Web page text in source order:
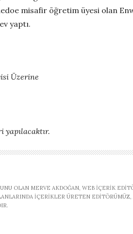
misafir öğretim üyesi olan
yaptı.
Üzerine
OLAN MERVE AKDOĞAN, WEB IÇERIK
IÇERIKLER ÜRETEN EDITÖRÜMÜZ,